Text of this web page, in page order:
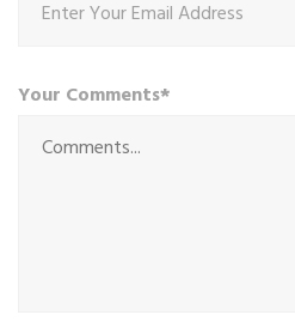
Your Comments*